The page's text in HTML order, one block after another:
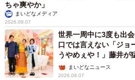
ちゃ爽やか」
まいどなメディア
2026.08.07
世界一周中に3度も出
口では言えない「ジョ
うやめぇや！」藤井が
ん】まいどなニュース
2026.08.07